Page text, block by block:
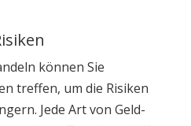
können Sie
treffen, um die Risiken
Jede Art von Geld-